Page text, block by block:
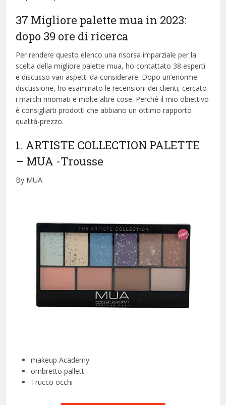
37 Migliore palette mua in 2023:
dopo 39 ore di ricerca
Per rendere questo elenco una risorsa imparziale per la
scelta della migliore palette mua, ​​ho contattato 38 esperti
e discusso vari aspetti da considerare. Dopo un’enorme
discussione, ho esaminato le recensioni dei clienti, cercato
i marchi rinomati e molte altre cose. Perché il mio obiettivo
è consigliarti prodotti che abbiano un ottimo rapporto
qualità-prezzo.
1. ARTISTE COLLECTION PALETTE
– MUA -Trousse
By MUA
makeup Academy
ombretto pallett
Trucco occhi